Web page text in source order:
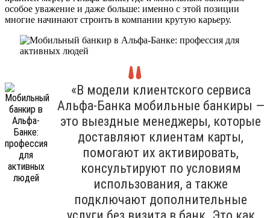
особое уважение и даже больше: именно с этой позиции
многие начинают строить в компании крутую карьеру.
«В модели клиентского сервиса
Альфа-Банка мобильные банкиры —
это выездные менеджеры, которые
доставляют клиентам карты,
помогают их активировать,
консультируют по условиям
использования, а также
подключают дополнительные
услуги без визита в банк. Это как